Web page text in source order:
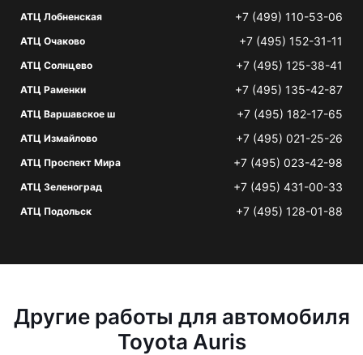
АТЦ Лобненская +7 (499) 110-53-06
АТЦ Очаково +7 (495) 152-31-11
АТЦ Солнцево +7 (495) 125-38-41
АТЦ Раменки +7 (495) 135-42-87
АТЦ Варшавское ш +7 (495) 182-17-65
АТЦ Измайлово +7 (495) 021-25-26
АТЦ Проспект Мира +7 (495) 023-42-98
АТЦ Зеленоград +7 (495) 431-00-33
АТЦ Подольск +7 (495) 128-01-88
Другие работы для автомобиля
Toyota Auris